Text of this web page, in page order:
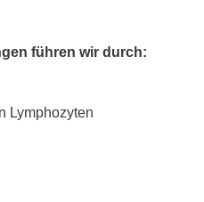
führen wir durch:
Lymphozyten